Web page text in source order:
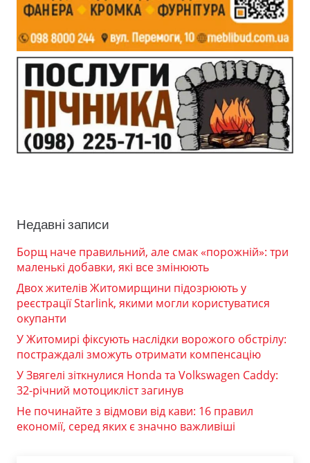
Недавні записи
Борщ наче правильний, але смак «порожній»: три
маленькі добавки, які все змінюють
Двох жителів Житомирщини підозрюють у
реєстрації Starlink, якими могли користуватися
окупанти
У Житомирі фіксують наслідки ворожого обстрілу:
постраждалі зможуть отримати компенсацію
У Звягелі зіткнулися Honda та Volkswagen Caddy:
32-річний мотоцикліст загинув
Не починайте з відмови від кави: 16 правил
економії, серед яких є значно важливіші